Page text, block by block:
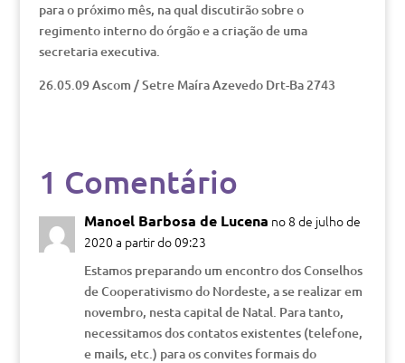
para o próximo mês, na qual discutirão sobre o
regimento interno do órgão e a criação de uma
secretaria executiva.
26.05.09 Ascom / Setre Maíra Azevedo Drt-Ba 2743
1 Comentário
Manoel Barbosa de Lucena no 8 de julho de
2020 a partir do 09:23
Estamos preparando um encontro dos Conselhos
de Cooperativismo do Nordeste, a se realizar em
novembro, nesta capital de Natal. Para tanto,
necessitamos dos contatos existentes (telefone,
e mails, etc.) para os convites formais do